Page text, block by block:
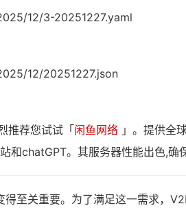
12/3-20251227.yaml
12/20251227.json
推荐您试试「 闲鱼网络 」。提供全
和chatGPT。其服务器性能出色,确
至关重要。为了满足这一需求，